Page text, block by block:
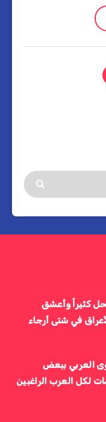
كثيراً وأعشق
في شتى أرجاء
العربي ببعض
لكل العرب الراغبين